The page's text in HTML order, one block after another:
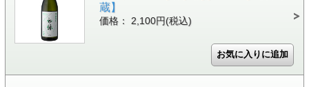
蔵】
価格： 2,100円(税込)